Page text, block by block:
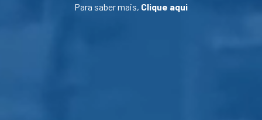
Para saber mais, Clique aqui